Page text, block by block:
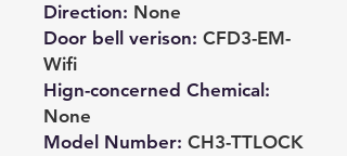
Direction: None
Door bell verison: CFD3-EM-
Wifi
Hign-concerned Chemical :
None
Model Number: CH3-TTLOCK